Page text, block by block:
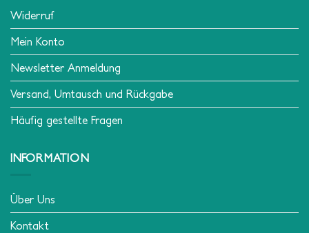
Widerruf
Mein Konto
Newsletter Anmeldung
Versand, Umtausch und Rückgabe
Häufig gestellte Fragen
INFORMATION
Über Uns
Kontakt